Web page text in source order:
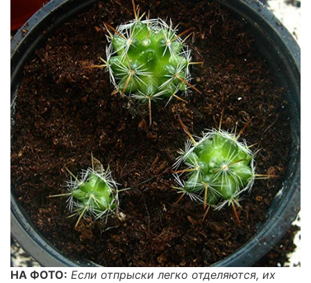
НА ФОТО: Если отпрыски легко отделяются, их